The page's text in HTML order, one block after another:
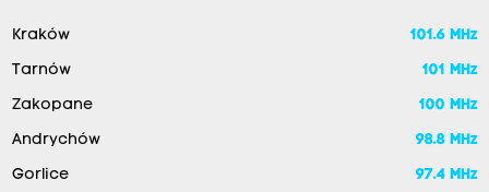
Kraków 101.6 MHz
Tarnów 101 MHz
Zakopane 100 MHz
Andrychów 98.8 MHz
Gorlice 97.4 MHz